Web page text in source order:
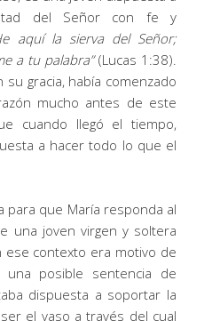
del Señor con fe y
aquí la sierva del Señor;
a tu palabra”(Lucas 1:38).
gracia, había comenzado
mucho antes de este
cuando llegó el tiempo,
a hacer todo lo que el
para que María responda al
una joven virgen y soltera
ese contexto era motivo de
una posible sentencia de
dispuesta a soportar la
el vaso a través del cual